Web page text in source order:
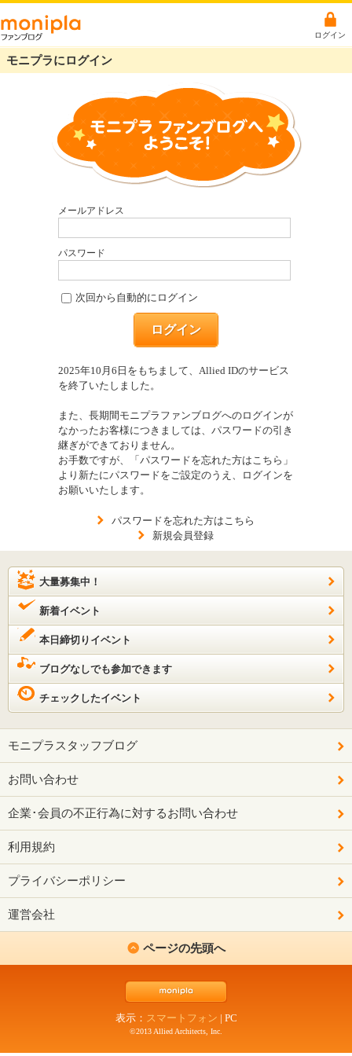
ログイン
モニプラにログイン
メールアドレス
パスワード
次回から自動的にログイン
ログイン
2025年10月6日をもちまして、Allied IDのサービス
を終了いたしました。
また、長期間モニプラファンブログへのログインが
なかったお客様につきましては、パスワードの引き
継ぎができておりません。
お手数ですが、「パスワードを忘れた方はこちら」
より新たにパスワードをご設定のうえ、ログインを
お願いいたします。
パスワードを忘れた方はこちら
新規会員登録
大量募集中！
新着イベント
本日締切りイベント
ブログなしでも参加できます
チェックしたイベント
モニプラスタッフブログ
お問い合わせ
企業･会員の不正行為に対するお問い合わせ
利用規約
プライバシーポリシー
運営会社
ページの先頭へ
表示： スマートフォン | PC
©2013 Allied Architects, Inc.